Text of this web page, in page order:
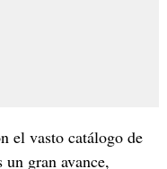
el vasto catálogo de
gran avance,